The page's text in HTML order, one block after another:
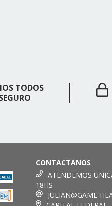
TODOS
CONTACTANOS
ATENDEMOS
18HS
JULIAN@GAME-